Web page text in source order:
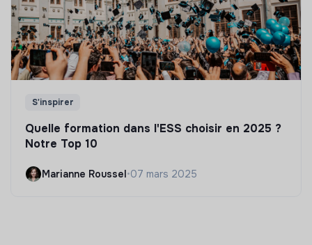
S'inspirer
Quelle formation dans l'ESS choisir en 2025 ?
Notre Top 10
Marianne Roussel•07 mars 2025